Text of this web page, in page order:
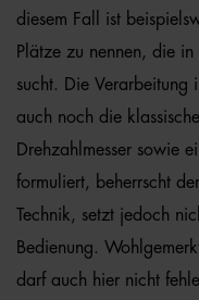
diesem Fall ist
Plätze zu nennen, die
sucht. Die Verarbeitung
auch noch die
Drehzahlmesser sowie
formuliert, beherrscht
Technik, setzt jedoch
Bedienung.
darf auch hier nicht